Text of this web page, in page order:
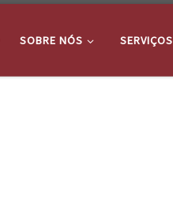
SOBRE NÓS SERVIÇOS